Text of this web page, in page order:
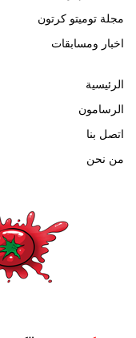
مجلة توميتو كرتون
اخبار ومسابقات
الرئيسية
الرسامون
اتصل بنا
من نحن